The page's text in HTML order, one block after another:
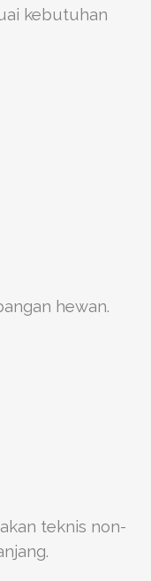
kebutuhan
hewan.
teknis non-